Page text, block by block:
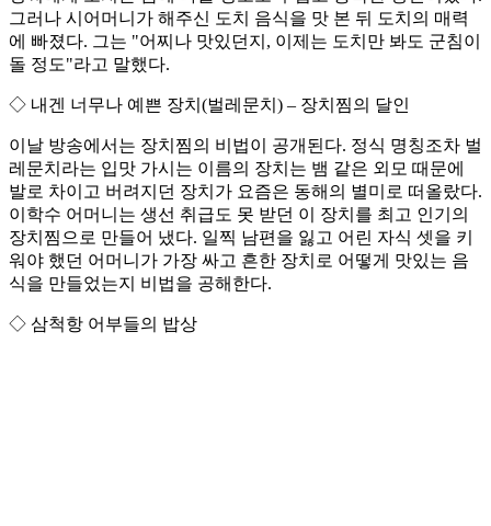
그러나 시어머니가 해주신 도치 음식을 맛 본 뒤 도치의 매력
에 빠졌다. 그는 "어찌나 맛있던지, 이제는 도치만 봐도 군침이
돌 정도"라고 말했다.
◇ 내겐 너무나 예쁜 장치(벌레문치) – 장치찜의 달인
이날 방송에서는 장치찜의 비법이 공개된다. 정식 명칭조차 벌
레문치라는 입맛 가시는 이름의 장치는 뱀 같은 외모 때문에
발로 차이고 버려지던 장치가 요즘은 동해의 별미로 떠올랐다.
이학수 어머니는 생선 취급도 못 받던 이 장치를 최고 인기의
장치찜으로 만들어 냈다. 일찍 남편을 잃고 어린 자식 셋을 키
워야 했던 어머니가 가장 싸고 흔한 장치로 어떻게 맛있는 음
식을 만들었는지 비법을 공해한다.
◇ 삼척항 어부들의 밥상